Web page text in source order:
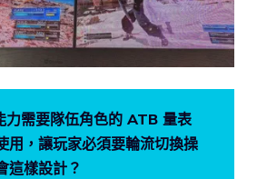
力需要隊伍角色的 ATB 量表
用，讓玩家必須要輪流切換操
這樣設計？